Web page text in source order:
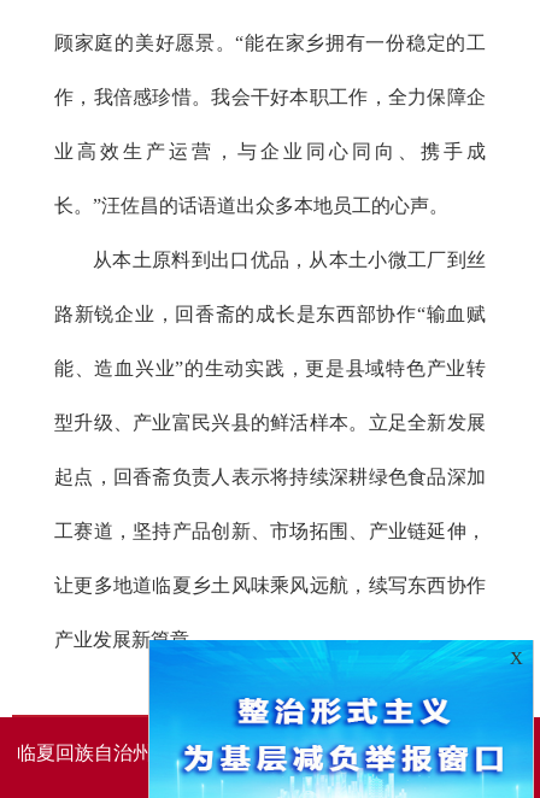
顾家庭的美好愿景。“能在家乡拥有一份稳定的工
作，我倍感珍惜。我会干好本职工作，全力保障企
业高效生产运营，与企业同心同向、携手成
长。”汪佐昌的话语道出众多本地员工的心声。
从本土原料到出口优品，从本土小微工厂到丝
路新锐企业，回香斋的成长是东西部协作“输血赋
能、造血兴业”的生动实践，更是县域特色产业转
型升级、产业富民兴县的鲜活样本。立足全新发展
起点，回香斋负责人表示将持续深耕绿色食品深加
工赛道，坚持产品创新、市场拓围、产业链延伸，
让更多地道临夏乡土风味乘风远航，续写东西协作
产业发展新篇章。
临夏回族自治州人民政府办公室主办 临夏回族自治州人民政
府信息中心承办
X